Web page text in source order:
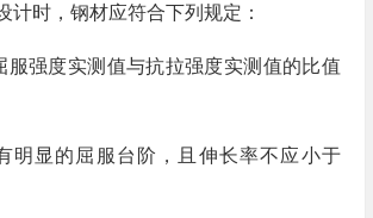
计时，钢材应符合下列规定：
服强度实测值与抗拉强度实测值的比值
明显的屈服台阶，且伸长率不应小于